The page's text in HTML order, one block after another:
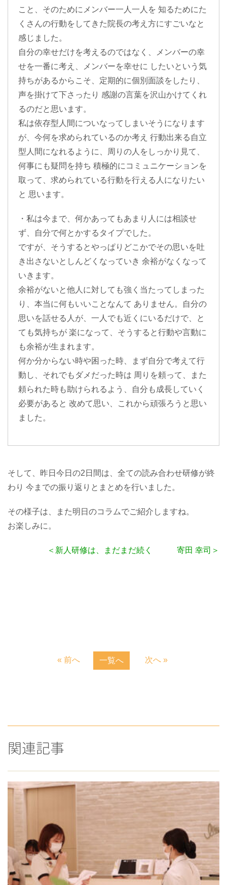
こと、そのためにメンバー一人一人を 知るためにた
くさんの行動をしてきた院長の考え方にすごいなと
感じました。
自分の幸せだけを考えるのではなく、メンバーの幸
せを一番に考え、メンバーを幸せに したいという気
持ちがあるからこそ、定期的に個別面談をしたり、
声を掛けて下さったり 感謝の言葉を沢山かけてくれ
るのだと思います。
私は依存型人間についなってしまいそうになります
が、今何を求められているのか考え 行動出来る自立
型人間になれるように、周りの人をしっかり見て、
何事にも疑問を持ち 積極的にコミュニケーションを
取って、求められている行動を行える人になりたい
と 思います。
・私は今まで、何かあってもあまり人には相談せ
ず、自分で何とかするタイプでした。
ですが、そうするとやっぱりどこかでその思いを吐
き出さないとしんどくなっていき 余裕がなくなって
いきます。
余裕がないと他人に対しても強く当たってしまった
り、本当に何もいいことなんて ありません。自分の
思いを話せる人が、一人でも近くにいるだけで、と
ても気持ちが 楽になって、そうすると行動や言動に
も余裕が生まれます。
何か分からない時や困った時、まず自分で考えて行
動し、それでもダメだった時は 周りを頼って、また
頼られた時も助けられるよう、自分も成長していく
必要があると 改めて思い、これから頑張ろうと思い
ました。
そして、昨日今日の2日間は、全ての読み合わせ研修が終
わり 今までの振り返りとまとめを行いました。
その様子は、また明日のコラムでご紹介しますね。
お楽しみに。
＜新人研修は、まだまだ続く 寄田 幸司＞
« 前へ 一覧へ 次へ »
関連記事